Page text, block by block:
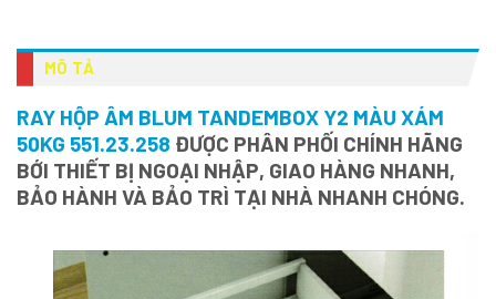
MÔ TẢ
RAY HỘP ÂM BLUM TANDEMBOX Y2 MÀU XÁM
50KG 551.23.258 ĐƯỢC PHÂN PHỐI CHÍNH HÃNG
BỚI THIẾT BỊ NGOẠI NHẬP, GIAO HÀNG NHANH,
BẢO HÀNH VÀ BẢO TRÌ TẠI NHÀ NHANH CHÓNG.